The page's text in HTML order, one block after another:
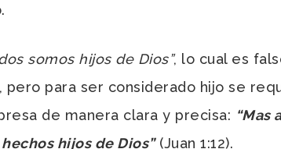
somos hijos de Dios”, lo cual es
pero para ser considerado hijo se
de manera clara y precisa: “Mas
hijos de Dios”(Juan 1:12).